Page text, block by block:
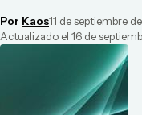
Por Kaos11 de septiembre
Actualizado el 16 de